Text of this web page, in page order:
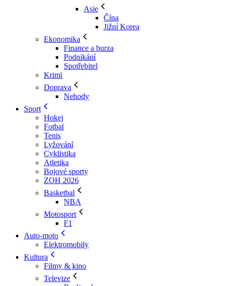
Asie
Čína
Jižní Korea
Ekonomika
Finance a burza
Podnikání
Spotřebitel
Krimi
Doprava
Nehody
Sport
Hokej
Fotbal
Tenis
Lyžování
Cyklistika
Atletika
Bojové sporty
ZOH 2026
Basketbal
NBA
Motosport
F1
Auto-moto
Elektromobily
Kultura
Filmy & kino
Televize